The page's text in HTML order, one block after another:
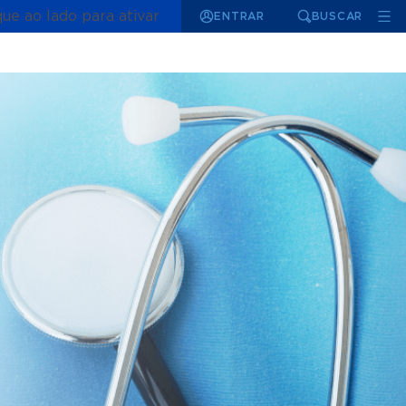
ao lado para ativar ENTRAR BUSCAR